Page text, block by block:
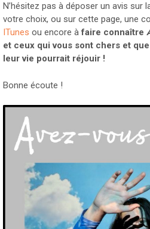
N’hésitez pas à déposer un avis sur
votre choix, ou sur cette page, une
ITunes ou encore àfaire connaître
et ceux qui vous sont chers et
leur vie pourrait réjouir !
Bonne écoute !